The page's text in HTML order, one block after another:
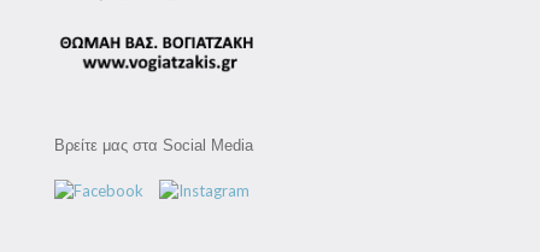
Βρείτε μας στα Social Media